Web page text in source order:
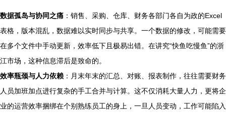
数据孤岛与协同之痛 ：销售、采购、仓库、财务各部门各自为政的Excel
表格，版本混乱，数据难以实时同步与共享。一个数据的修改，可能需要
在多个文件中手动更新，效率低下且极易出错。在讲究“快鱼吃慢鱼”的浙
江市场，这种信息滞后是致命的。
效率瓶颈与人力依赖 ：月末年末的汇总、对账、报表制作，往往需要财务
人员加班加点进行复杂的手工合并与计算。这不仅消耗大量人力，更将企
业的运营效率捆绑在个别熟练员工的身上，一旦人员变动，工作可能陷入